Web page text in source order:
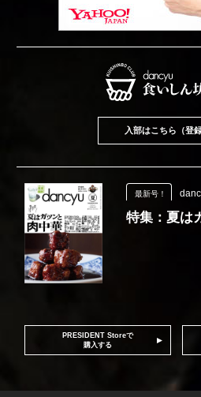
入部はこちら（登
最新号！
特集：夏は
PRESIDENT Storeで
購入する